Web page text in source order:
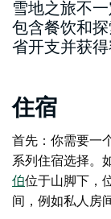
雪地之旅不
包含餐饮和
省开支并获得
住宿
首先：你需要一
系列住宿选择。
伯位于山脚下，
间，例如私人房